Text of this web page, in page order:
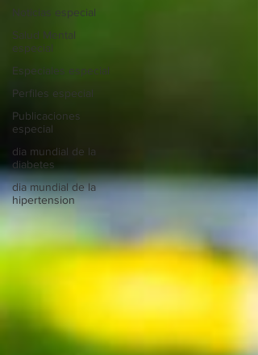
Noticias especial
Salud Mental
especial
Especiales especial
Perfiles especial
Publicaciones
especial
dia mundial de la
diabetes
dia mundial de la
hipertension